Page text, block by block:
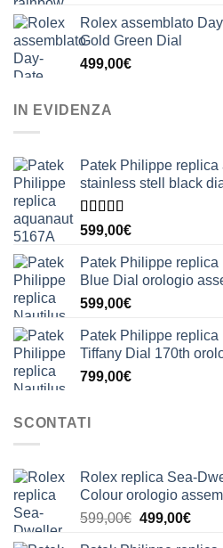
Rolex assemblato
Gold Green Dial
499,00€
IN EVIDENZA
Patek Philippe replica
stainless stell black
Valutato
su 5
599,00€
Patek Philippe
Blue Dial orologio
599,00€
Patek Philippe
Tiffany Dial 170th
799,00€
SCONTATI
Rolex replica Sea-
Colour orologio
599,00€ Il
499,00€Il